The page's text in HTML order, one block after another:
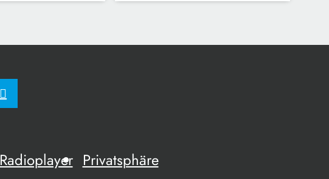
Radioplayer Privatsphäre